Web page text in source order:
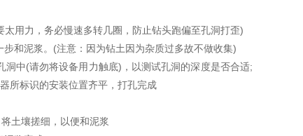
用力，务必慢速多转几圈，防止钻头跑偏至孔洞打歪)
和泥浆。(注意：因为钻土因为杂质过多故不做收集)
中(请勿将设备用力触底)，以测试孔洞的深度是否合适;
所标识的安装位置齐平，打孔完成
土壤搓细，以便和泥浆